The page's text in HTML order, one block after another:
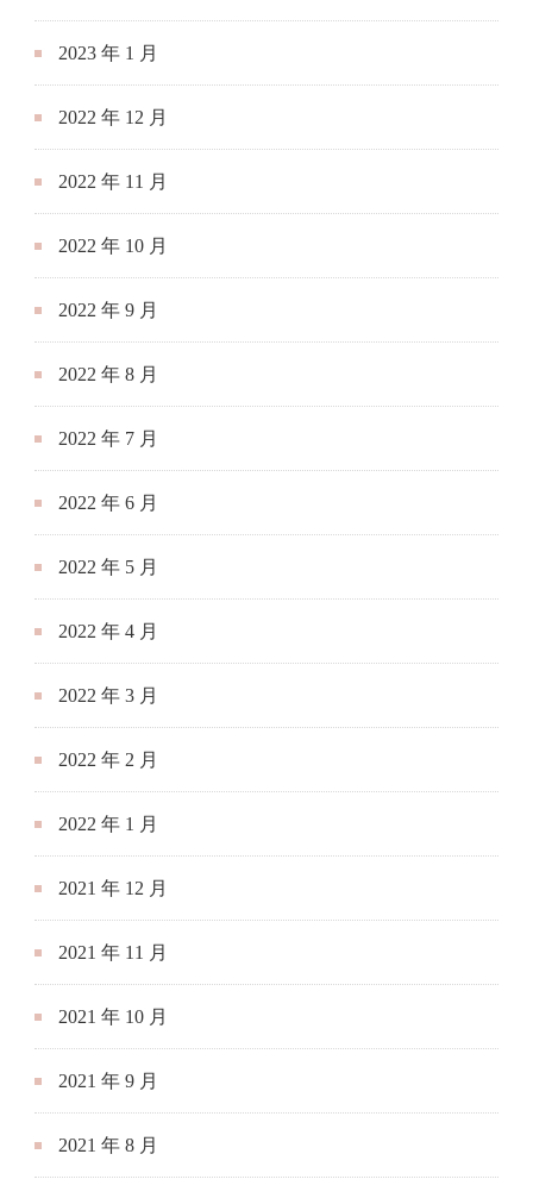
2023 年 1 月
2022 年 12 月
2022 年 11 月
2022 年 10 月
2022 年 9 月
2022 年 8 月
2022 年 7 月
2022 年 6 月
2022 年 5 月
2022 年 4 月
2022 年 3 月
2022 年 2 月
2022 年 1 月
2021 年 12 月
2021 年 11 月
2021 年 10 月
2021 年 9 月
2021 年 8 月